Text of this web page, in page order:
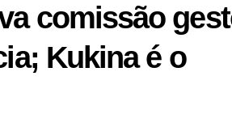
comissão
Kukina é o